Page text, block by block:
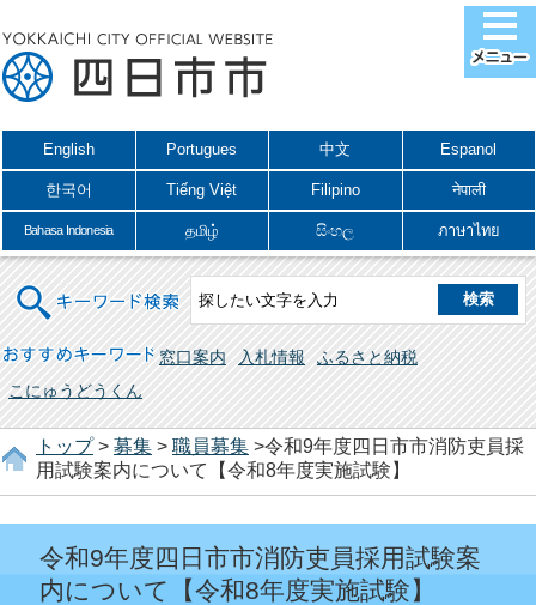
English Portugues 中文 Espanol
한국어 Tiếng Việt Filipino नेपाली
Bahasa Indonesia தமிழ் සිංහල ภาษาไทย
キーワード検索
おすすめキーワード 窓口案内 入札情報
ふるさと納税
こにゅうどうくん
トップ> 募集 > 職員募集 >令和9年度四日市市消防吏員採
用試験案内について【令和8年度実施試験】
令和9年度四日市市消防吏員採用試験案
内について【令和8年度実施試験】